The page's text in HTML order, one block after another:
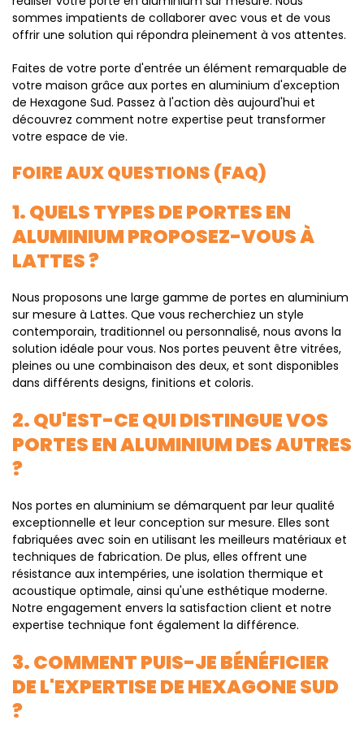
sommes impatients de collaborer avec vous et de vous
offrir une solution qui répondra pleinement à vos attentes.
Faites de votre porte d'entrée un élément remarquable de
votre maison grâce aux portes en aluminium d'exception
de Hexagone Sud. Passez à l'action dès aujourd'hui et
découvrez comment notre expertise peut transformer
votre espace de vie.
FOIRE AUX QUESTIONS (FAQ)
1. QUELS TYPES DE PORTES EN
ALUMINIUM PROPOSEZ-VOUS À
LATTES ?
Nous proposons une large gamme de portes en aluminium
sur mesure à Lattes. Que vous recherchiez un style
contemporain, traditionnel ou personnalisé, nous avons la
solution idéale pour vous. Nos portes peuvent être vitrées,
pleines ou une combinaison des deux, et sont disponibles
dans différents designs, finitions et coloris.
2. QU'EST-CE QUI DISTINGUE VOS
PORTES EN ALUMINIUM DES AUTRES
?
Nos portes en aluminium se démarquent par leur qualité
exceptionnelle et leur conception sur mesure. Elles sont
fabriquées avec soin en utilisant les meilleurs matériaux et
techniques de fabrication. De plus, elles offrent une
résistance aux intempéries, une isolation thermique et
acoustique optimale, ainsi qu'une esthétique moderne.
Notre engagement envers la satisfaction client et notre
expertise technique font également la différence.
3. COMMENT PUIS-JE BÉNÉFICIER
DE L'EXPERTISE DE HEXAGONE SUD
?